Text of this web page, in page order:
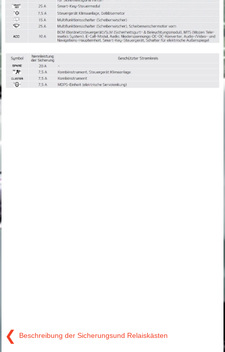
❮ Beschreibung der Sicherungsund Relaiskästen